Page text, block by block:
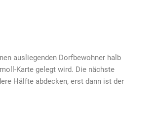
ausliegenden Dorfbewohner halb
Karte gelegt wird. Die nächste
Hälfte abdecken, erst dann ist der